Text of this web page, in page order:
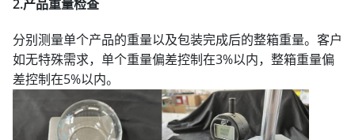
2.产品重量检查
分别测量单个产品的重量以及包装完成后的整箱重量。客户
如无特殊需求，单个重量偏差控制在3%以内，整箱重量偏
差控制在5%以内。